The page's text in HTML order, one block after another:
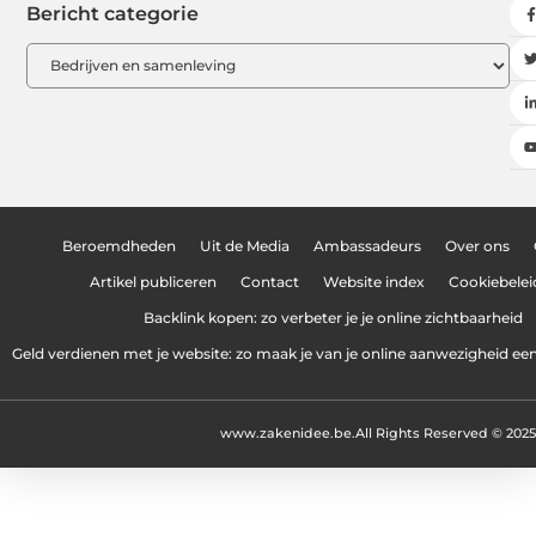
Bericht categorie
Beroemdheden Uit de Media Ambassadeurs Over ons
Artikel publiceren Contact Website index
Backlink kopen: zo verbeter je je online zichtbaarheid
Geld verdienen met je website: zo maak je van je online aanwezigheid
All Rights Reserved © 2025
www.zakenidee.be.